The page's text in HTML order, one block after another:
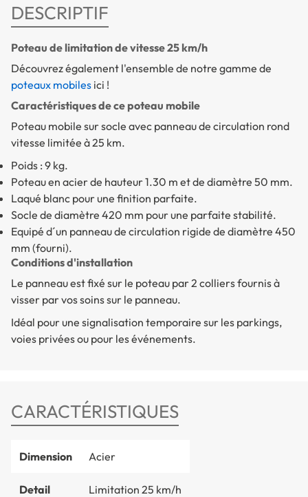
DESCRIPTIF
Poteau de limitation de vitesse 25 km/h
Découvrez également l'ensemble de notre gamme de
poteaux mobiles ici !
Caractéristiques de ce poteau mobile
Poteau mobile sur socle avec panneau de circulation rond
vitesse limitée à 25 km.
Poids : 9 kg.
Poteau en acier de hauteur 1.30 m et de diamètre 50 mm.
Laqué blanc pour une finition parfaite.
Socle de diamètre 420 mm pour une parfaite stabilité.
Equipé d´un panneau de circulation rigide de diamètre 450
mm (fourni).
Conditions d'installation
Le panneau est fixé sur le poteau par 2 colliers fournis à
visser par vos soins sur le panneau.
Idéal pour une signalisation temporaire sur les parkings,
voies privées ou pour les événements.
CARACTÉRISTIQUES
Dimension Acier
Detail Limitation 25 km/h